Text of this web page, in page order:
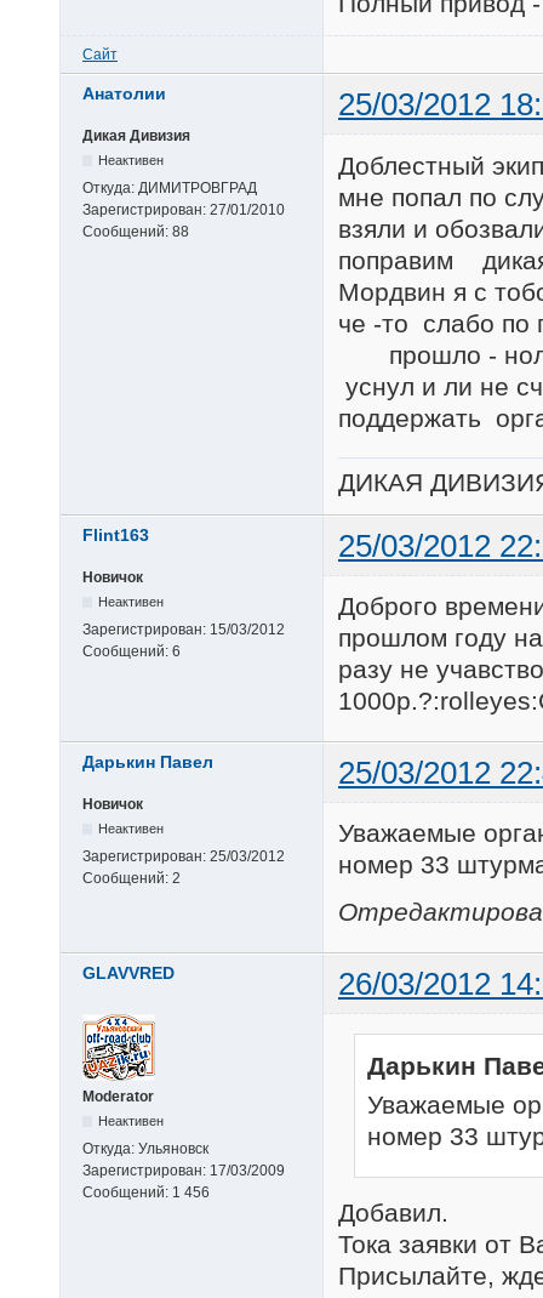
Сайт
Анатолии 25/03/2012
Дикая Дивизия
Неактивен
Откуда: ДИМИТРОВГРАД
Зарегистрирован: 27/01/2010
Сообщений: 88
Доблестный
мне попал по
взяли и
поправим
Мордвин я с
че -то слабо
прошло -
уснул и ли не
поддержать
ДИКАЯ
Flint163 25/03/2012
Новичок
Неактивен
Зарегистрирован: 15/03/2012
Сообщений: 6
Доброго
прошлом году
разу не
Дарькин Павел 25/03/2012
Новичок
Неактивен
Зарегистрирован: 25/03/2012
Сообщений: 2
Уважаемые
номер 33
GLAVVRED 26/03/2012
Moderator
Неактивен
Откуда: Ульяновск
Зарегистрирован: 17/03/2009
Сообщений: 1 456
Дарькин
Уважаемые
номер 33
Добавил.
Тока заявки от
Присылайте,